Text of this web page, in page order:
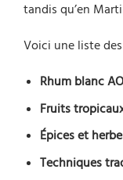
tandis qu’en
Voici une liste
Rhum blanc
Fruits
Épices et
Techniques